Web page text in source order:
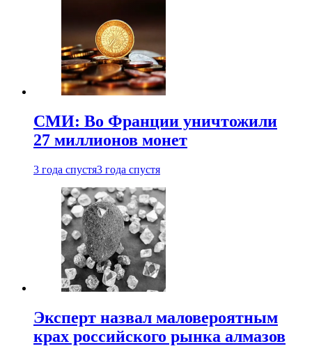
СМИ: Во Франции уничтожили
27 миллионов монет
3 года спустя3 года спустя
Эксперт назвал маловероятным
крах российского рынка алмазов